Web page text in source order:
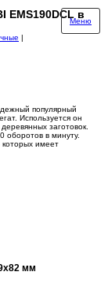
EMS190DCL в
Меню
|
популярный
Используется он
заготовок.
оборотов в минуту.
имеет
мм